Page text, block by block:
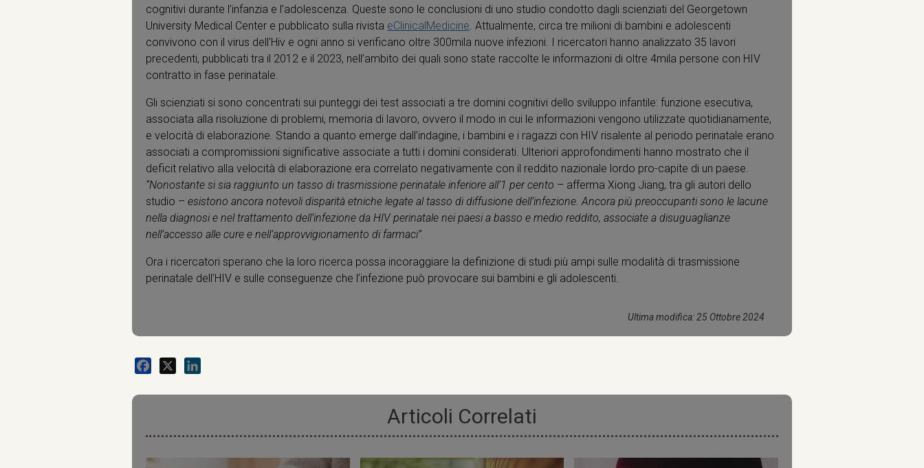
Ultima modifica: 25 Ottobre 2024
cognitivi durante l’infanzia e l’adolescenza. Queste sono le conclusioni di uno studio condotto dagli scienziati del Georgetown
University Medical Center e pubblicato sulla rivista eClinicalMedicine. Attualmente, circa tre milioni di bambini e adolescenti
convivono con il virus dell'Hiv e ogni anno si verificano oltre 300mila nuove infezioni. I ricercatori hanno analizzato 35 lavori
precedenti, pubblicati tra il 2012 e il 2023, nell’ambito dei quali sono state raccolte le informazioni di oltre 4mila persone con HIV
contratto in fase perinatale.
Gli scienziati si sono concentrati sui punteggi dei test associati a tre domini cognitivi dello sviluppo infantile: funzione esecutiva,
associata alla risoluzione di problemi, memoria di lavoro, ovvero il modo in cui le informazioni vengono utilizzate quotidianamente,
e velocità di elaborazione. Stando a quanto emerge dall’indagine, i bambini e i ragazzi con HIV risalente al periodo perinatale erano
associati a compromissioni significative associate a tutti i domini considerati. Ulteriori approfondimenti hanno mostrato che il
deficit relativo alla velocità di elaborazione era correlato negativamente con il reddito nazionale lordo pro-capite di un paese.
“Nonostante si sia raggiunto un tasso di trasmissione perinatale inferiore all’1 per cento – afferma Xiong Jiang, tra gli autori dello
studio – esistono ancora notevoli disparità etniche legate al tasso di diffusione dell’infezione. Ancora più preoccupanti sono le lacune
nella diagnosi e nel trattamento dell’infezione da HIV perinatale nei paesi a basso e medio reddito, associate a disuguaglianze
nell’accesso alle cure e nell’approvvigionamento di farmaci”.
Ora i ricercatori sperano che la loro ricerca possa incoraggiare la definizione di studi più ampi sulle modalità di trasmissione
perinatale dell’HIV e sulle conseguenze che l’infezione può provocare sui bambini e gli adolescenti.
Articoli Correlati